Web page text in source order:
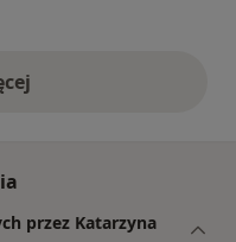
powyżej
przez Katarzyna